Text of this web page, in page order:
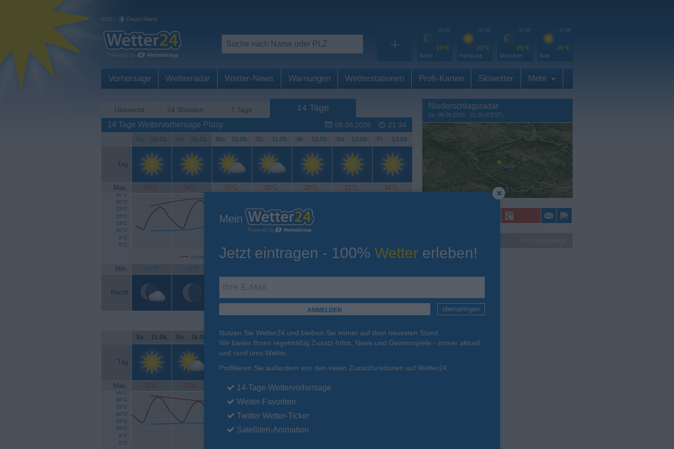
RSS | Deutschland
+
21:00
19°C
Berlin
21:00
21°C
Hamburg
21:00
25°C
München
21:00
26°C
Köln
Vorhersage Wetterradar Wetter-News Warnungen Wetterstationen Profi-Karten Skiwetter Mehr
Übersicht 24 Stunden 7 Tage 14 Tage
08.08.2026 21:34
14 Tage Wettervorhersage Plasy
Sa. 08.08. So. 09.08. Mo. 10.08. Di. 11.08. Mi. 12.08. Do. 13.08. Fr. 14.08.
Tag
Max. 29°C 34°C 35°C 29°C 29°C 31°C 34°C
Höchsttemperatur Tiefsttemperatur Aktuelle Temperatur
0°C
5°C
10°C
15°C
20°C
25°C
30°C
35°C
Min. 12°C 13°C
Nacht
Sa. 15.08. So. 16.08. Mo. 17.08. Di . 18.08. Mi. 19.08. Do. 20.08. Fr . 21.08.
Tag
Max. 35°C 32°C 29°C 26°C 26°C
0°C
5°C
10°C
15°C
20°C
25°C
30°C
35°C
Niederschlagsradar
Sa. 08.08.2026 - 21:00 (CEST)
Plasy
Mein
Jetzt eintragen - 100% Wetter erleben!
überspringen
Nutzen Sie Wetter24 und bleiben Sie immer auf dem neuesten Stand.
Wir bieten Ihnen regelmäßig Zusatz-Infos, News und Gewinnspiele - immer aktuell
und rund ums Wetter.
Profitieren Sie außerdem von den vielen Zusatzfunktionen auf Wetter24:
14-Tage-Wettervorhersage
Wetter-Favoriten
Twitter Wetter-Ticker
Satelliten-Animation